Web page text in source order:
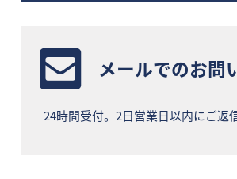
メールでのお問
24時間受付。2日営業日以内にご返